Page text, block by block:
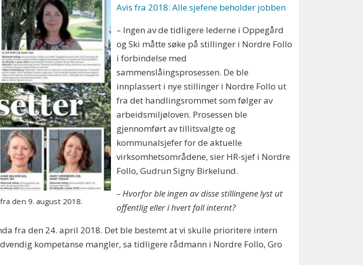
den 9. august 2018.
Avis fra 2018: Alle sjefene beholder jobben
– Ingen av de tidligere lederne i Oppegård
og Ski måtte søke på stillinger i Nordre Follo
i forbindelse med
sammenslåingsprosessen. De ble
innplassert i nye stillinger i Nordre Follo ut
fra det handlingsrommet som følger av
arbeidsmiljøloven. Prosessen ble
gjennomført av tillitsvalgte og
kommunalsjefer for de aktuelle
virksomhetsområdene, sier HR-sjef i Nordre
Follo, Gudrun Signy Birkelund.
– Hvorfor ble ingen av disse stillingene lyst ut
offentlig eller i hvert fall internt?
fra den 24. april 2018. Det ble bestemt at vi skulle prioritere intern
kompetanse mangler, sa tidligere rådmann i Nordre Follo, Gro